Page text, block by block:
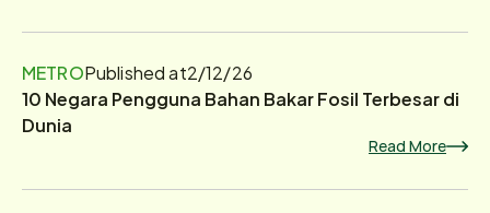
METROPublished at2/12/26
10 Negara Pengguna Bahan Bakar Fosil Terbesar di
Dunia
Read More